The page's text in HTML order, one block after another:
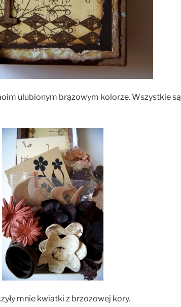
ulubionym brązowym kolorze. Wszystkie są
mnie kwiatki z brzozowej kory.